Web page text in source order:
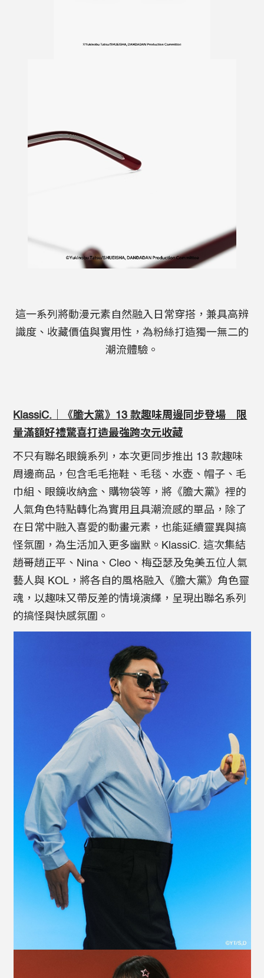
這一系列將動漫元素自然融入日常穿搭，兼具高辨
識度、收藏價值與實用性，為粉絲打造獨一無二的
潮流體驗。
KlassiC. ｜《膽大黨》 13款趣味周邊同步登場 限
量滿額好禮驚喜打造最強跨次元收藏
不只有聯名眼鏡系列，本次更同步推出 13 款趣味
周邊商品，包含毛毛拖鞋、毛毯、水壺、帽子、毛
巾組、眼鏡收納盒、購物袋等，將《膽大黨》裡的
人氣角色特點轉化為實用且具潮流感的單品，除了
在日常中融入喜愛的動畫元素，也能延續靈異與搞
怪氛圍，為生活加入更多幽默。KlassiC. 這次集結
趙哥趙正平、Nina、Cleo、梅亞瑟及兔美五位人氣
藝人與 KOL，將各自的風格融入《膽大黨》角色靈
魂，以趣味又帶反差的情境演繹，呈現出聯名系列
的搞怪與快感氛圍。